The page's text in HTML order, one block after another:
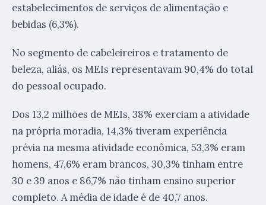
estabelecimentos de serviços de alimentação e
bebidas (6,3%).
No segmento de cabeleireiros e tratamento de
beleza, aliás, os MEIs representavam 90,4% do total
do pessoal ocupado.
Dos 13,2 milhões de MEIs, 38% exerciam a atividade
na própria moradia, 14,3% tiveram experiência
prévia na mesma atividade econômica, 53,3% eram
homens, 47,6% eram brancos, 30,3% tinham entre
30 e 39 anos e 86,7% não tinham ensino superior
completo. A média de idade é de 40,7 anos.